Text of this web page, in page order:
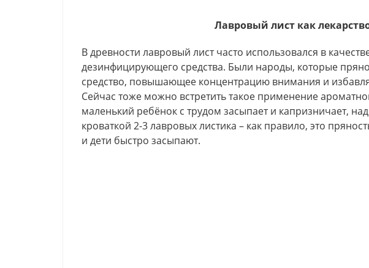
Лавровый лист как
В древности лавровый лист часто использовался в
дезинфицирующего средства. Были народы, которые
средство, повышающее концентрацию внимания и
Сейчас тоже можно встретить такое применение
маленький ребёнок с трудом засыпает и капризничает,
кроваткой 2-3 лавровых листика – как правило, это
и дети быстро засыпают.